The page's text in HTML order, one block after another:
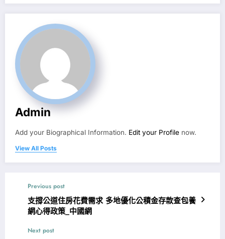
Admin
Add your Biographical Information. Edit your Profile now.
View All Posts
Previous post
支撐公道住房花費需求 多地優化公積金存款查包養
網心得政策_中國網
Next post